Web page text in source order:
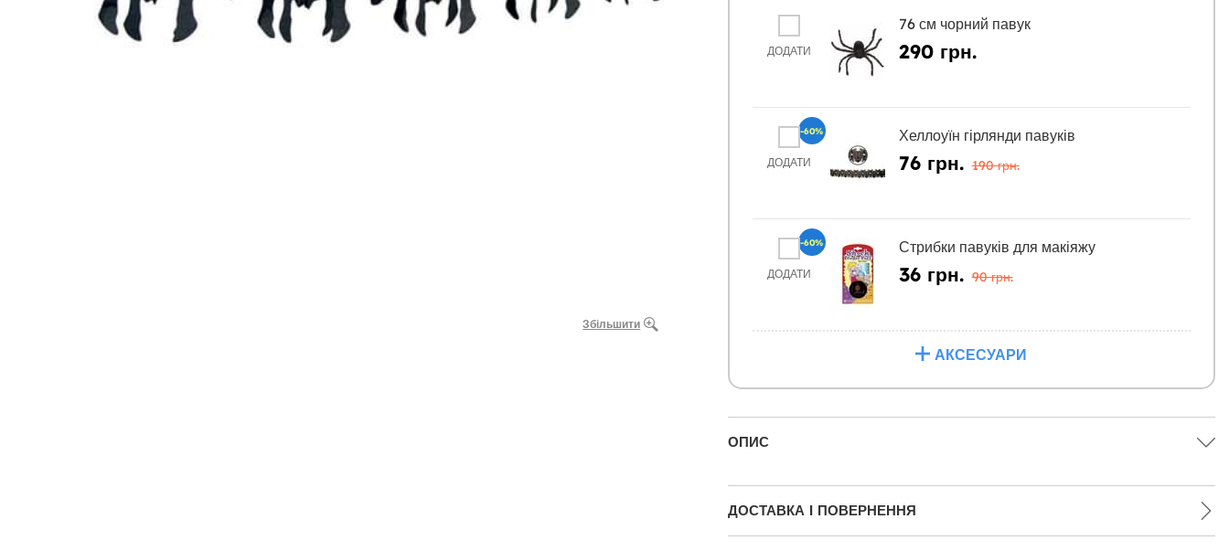
Збільшити
ДОДАТИ
76 см чорний павук
290 грн.
ДОДАТИ
Хеллоуїн гірлянди павуків
76 грн. 190 грн.
-60%
ДОДАТИ
Стрибки павуків для макіяжу
36 грн. 90 грн.
-60%
АКСЕСУАРИ
ОПИС
ДОСТАВКА І ПОВЕРНЕННЯ